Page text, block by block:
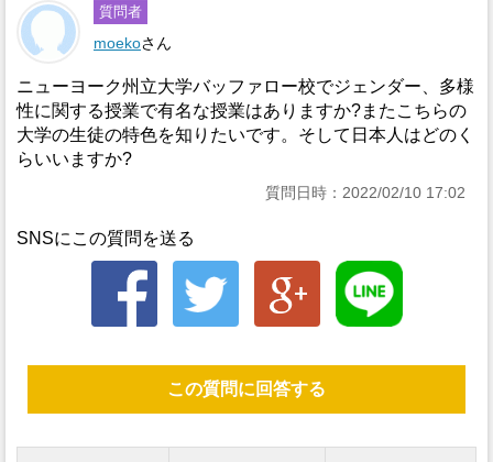
質問者
moekoさん
ニューヨーク州立大学バッファロー校でジェンダー、多様
性に関する授業で有名な授業はありますか?またこちらの
大学の生徒の特色を知りたいです。そして日本人はどのく
らいいますか?
質問日時：2022/02/10 17:02
SNSにこの質問を送る
この質問に回答する